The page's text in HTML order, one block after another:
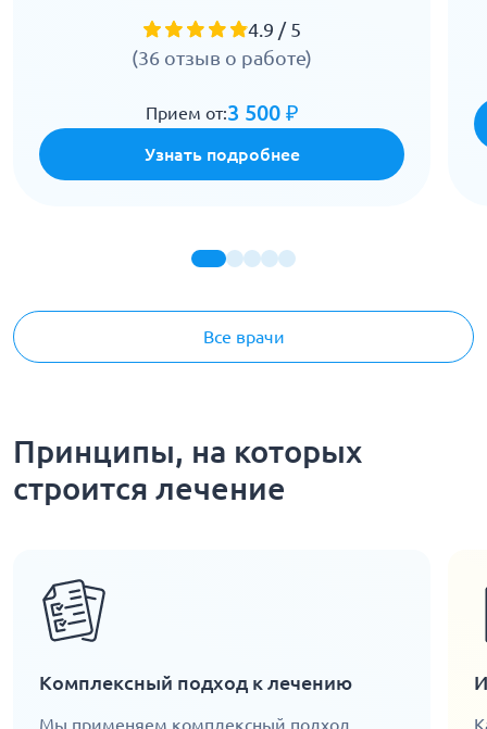
Все врачи
4.9 / 5
(36 отзыв о работе)
Прием от:3 500 ₽
Узнать подробнее
Принципы, на которых
строится лечение
Комплексный подход к лечению
Мы применяем комплексный подход,